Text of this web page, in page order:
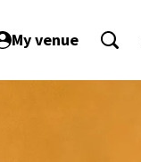
My venue